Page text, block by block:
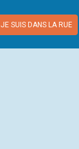
JE SUIS DANS LA RUE